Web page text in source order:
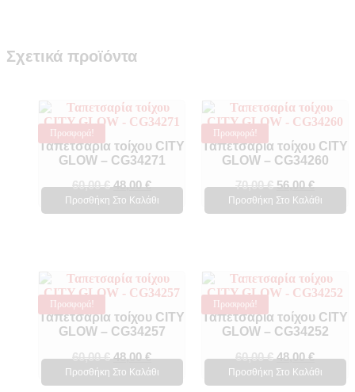
Σχετικά προϊόντα
Προσφορά!
Ταπετσαρία τοίχου CITY
GLOW – CG34271
60,00€ 48,00€
Προσθήκη Στο Καλάθι
Προσφορά!
Ταπετσαρία τοίχου CITY
GLOW – CG34260
70,00€ 56,00€
Προσθήκη Στο Καλάθι
Προσφορά!
Ταπετσαρία τοίχου CITY
GLOW – CG34257
60,00€ 48,00€
Προσθήκη Στο Καλάθι
Προσφορά!
Ταπετσαρία τοίχου CITY
GLOW – CG34252
60,00€ 48,00€
Προσθήκη Στο Καλάθι